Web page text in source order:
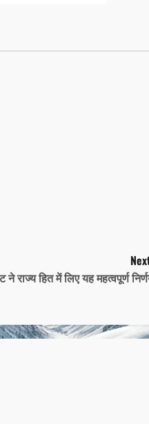
ने राज्य हित में लिए यह महत्वपूर्ण